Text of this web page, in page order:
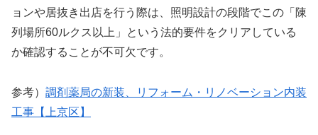
ョンや居抜き出店を行う際は、照明設計の段階でこの「陳
列場所60ルクス以上」という法的要件をクリアしている
か確認することが不可欠です。
参考） 調剤薬局の新装、リフォーム・リノベーション内装
工事【上京区】